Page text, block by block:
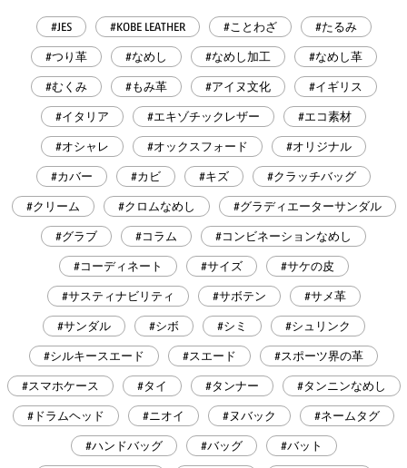
#JES #KOBE LEATHER #ことわざ #たるみ
#つり革 #なめし #なめし加工 #なめし革
#むくみ #もみ革 #アイヌ文化 #イギリス
#イタリア #エキゾチックレザー #エコ素材
#オシャレ #オックスフォード #オリジナル
#カバー #カビ #キズ #クラッチバッグ
#クリーム #クロムなめし #グラディエーターサンダル
#グラブ #コラム #コンビネーションなめし
#コーディネート #サイズ #サケの皮
#サスティナビリティ #サボテン #サメ革
#サンダル #シボ #シミ #シュリンク
#シルキースエード #スエード #スポーツ界の革
#スマホケース #タイ #タンナー #タンニンなめし
#ドラムヘッド #ニオイ #ヌバック #ネームタグ
#ハンドバッグ #バッグ #バット